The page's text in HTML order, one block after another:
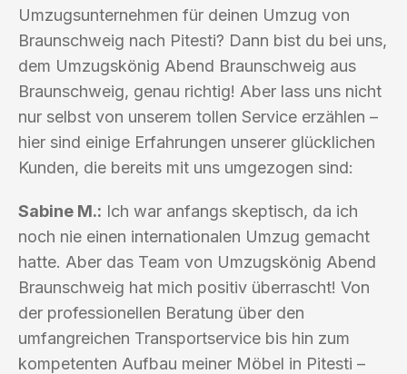
Umzugsunternehmen für deinen Umzug von
Braunschweig nach Pitesti? Dann bist du bei uns,
dem Umzugskönig Abend Braunschweig aus
Braunschweig, genau richtig! Aber lass uns nicht
nur selbst von unserem tollen Service erzählen –
hier sind einige Erfahrungen unserer glücklichen
Kunden, die bereits mit uns umgezogen sind:
Sabine M.: Ich war anfangs skeptisch, da ich
noch nie einen internationalen Umzug gemacht
hatte. Aber das Team von Umzugskönig Abend
Braunschweig hat mich positiv überrascht! Von
der professionellen Beratung über den
umfangreichen Transportservice bis hin zum
kompetenten Aufbau meiner Möbel in Pitesti –